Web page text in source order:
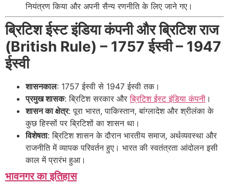
नियंत्रण किया और अपनी सैन्य रणनीति के लिए जाने गए।
ब्रिटिश ईस्ट इंडिया कंपनी और ब्रिटिश राज
(British Rule) – 1757 ईस्वी – 1947
ईस्वी
शासनकाल: 1757 ईस्वी से 1947 ईस्वी तक।
प्रमुख शासक: ब्रिटिश सरकार औरब्रिटिश ईस्ट इंडिया कंपनी ।
शासन का क्षेत्र: पूरा भारत, पाकिस्तान, बांग्लादेश और श्रीलंका के
कुछ हिस्सों पर ब्रिटिशों का शासन था।
विशेषता: ब्रिटिश शासन के दौरान भारतीय समाज, अर्थव्यवस्था और
राजनीति में व्यापक परिवर्तन हुए। भारत की स्वतंत्रता आंदोलन इसी
काल में प्रारंभ हुआ।
भावनगर का इतिहास